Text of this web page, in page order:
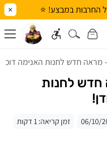
×
- מראה חדש לחנות האנימה דוכן
חדש לחנות
06/10/
זמן קריאה: 1 דקות